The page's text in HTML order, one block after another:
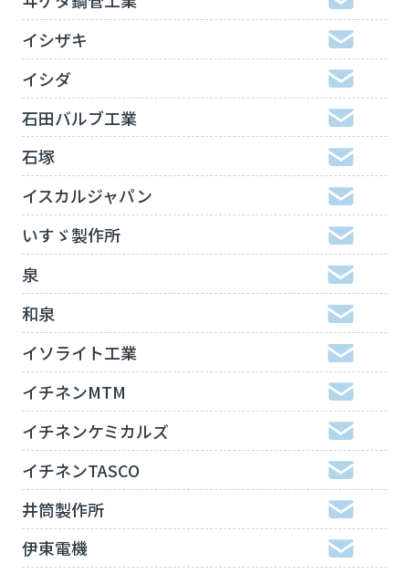
イシザキ
イシダ
石田バルブ工業
石塚
イスカルジャパン
いすゞ製作所
泉
和泉
イソライト工業
イチネンMTM
イチネンケミカルズ
イチネンTASCO
井筒製作所
伊東電機